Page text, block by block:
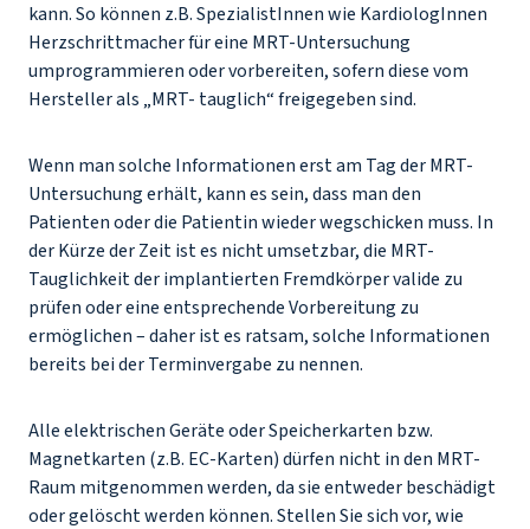
kann. So können z.B. SpezialistInnen wie KardiologInnen
Herzschrittmacher für eine MRT-Untersuchung
umprogrammieren oder vorbereiten, sofern diese vom
Hersteller als „MRT- tauglich“ freigegeben sind.
Wenn man solche Informationen erst am Tag der MRT-
Untersuchung erhält, kann es sein, dass man den
Patienten oder die Patientin wieder wegschicken muss. In
der Kürze der Zeit ist es nicht umsetzbar, die MRT-
Tauglichkeit der implantierten Fremdkörper valide zu
prüfen oder eine entsprechende Vorbereitung zu
ermöglichen – daher ist es ratsam, solche Informationen
bereits bei der Terminvergabe zu nennen.
Alle elektrischen Geräte oder Speicherkarten bzw.
Magnetkarten (z.B. EC-Karten) dürfen nicht in den MRT-
Raum mitgenommen werden, da sie entweder beschädigt
oder gelöscht werden können. Stellen Sie sich vor, wie